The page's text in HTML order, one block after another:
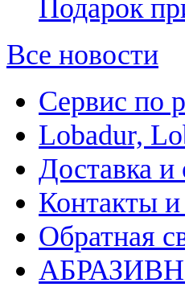
Подарок
Все новости
Сервис по
Lobadur,
Доставка и
Контакты
Обратная